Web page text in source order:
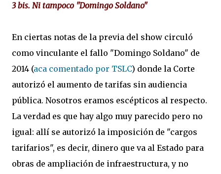
3 bis. Ni tampoco "Domingo Soldano"
En ciertas notas de la previa del show circuló
como vinculante el fallo "Domingo Soldano" de
2014 (aca comentado por TSLC) donde la Corte
autorizó el aumento de tarifas sin audiencia
pública. Nosotros eramos escépticos al respecto.
La verdad es que hay algo muy parecido pero no
igual: allí se autorizó la imposición de "cargos
tarifarios", es decir, dinero que va al Estado para
obras de ampliación de infraestructura, y no